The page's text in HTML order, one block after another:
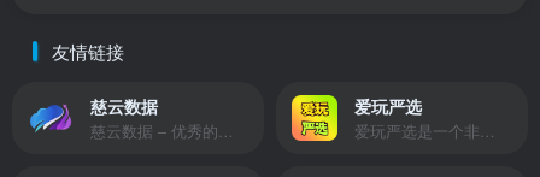
友情链接
慈云数据
慈云数据 – 优秀的云服务器服务商，提供最具有性价比的产品。慈云数据是开发者必不可少的良心云
爱玩严选
爱玩严选是一个非常有保障且性价比极高的虚拟商城，包括但不限于苹果证书、技术指导、会员充值等多种虚拟服务！